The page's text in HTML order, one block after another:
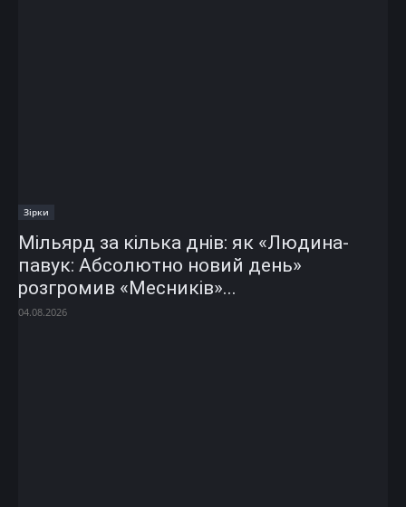
Зірки
Мільярд за кілька днів: як «Людина-
павук: Абсолютно новий день»
розгромив «Месників»...
04.08.2026